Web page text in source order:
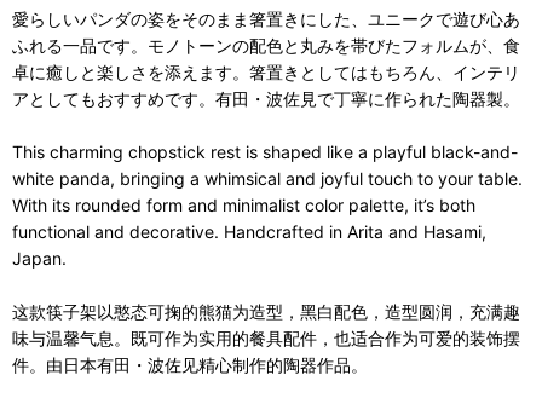
愛らしいパンダの姿をそのまま箸置きにした、ユニークで遊び心あ
ふれる一品です。モノトーンの配色と丸みを帯びたフォルムが、食
卓に癒しと楽しさを添えます。箸置きとしてはもちろん、インテリ
アとしてもおすすめです。有田・波佐見で丁寧に作られた陶器製。
This charming chopstick rest is shaped like a playful black-and-
white panda, bringing a whimsical and joyful touch to your table.
With its rounded form and minimalist color palette, it’s both
functional and decorative. Handcrafted in Arita and Hasami,
Japan.
这款筷子架以憨态可掬的熊猫为造型，黑白配色，造型圆润，充满趣
味与温馨气息。既可作为实用的餐具配件，也适合作为可爱的装饰摆
件。由日本有田・波佐见精心制作的陶器作品。